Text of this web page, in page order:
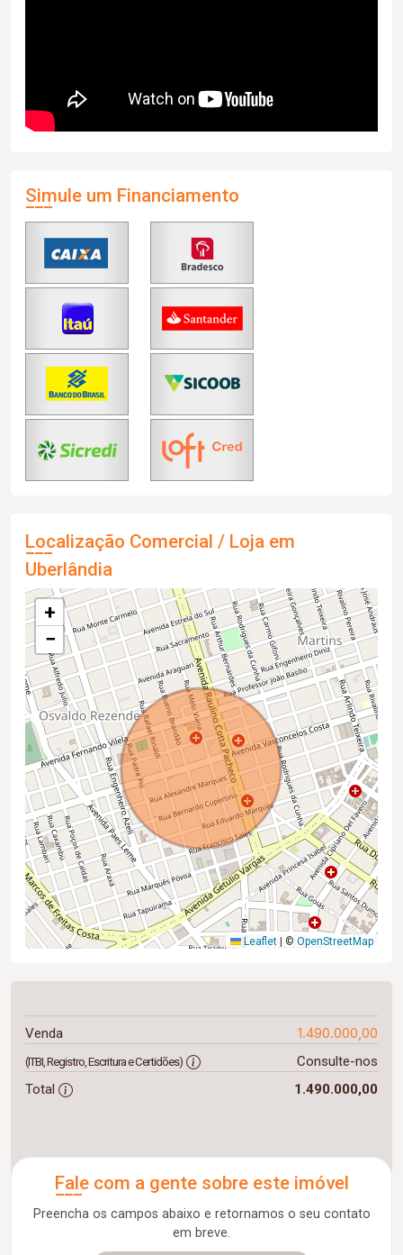
Simule um Financiamento
Localização Comercial / Loja em
Uberlândia
+
−
Leaflet ©OpenStreetMap
Venda 1.490.000,00
(ITBI, Registro, Escritura e Certidões)
Consulte-nos
Total
1.490.000,00
Fale com a gente sobre este imóvel
Preencha os campos abaixo e retornamos o seu contato
em breve.